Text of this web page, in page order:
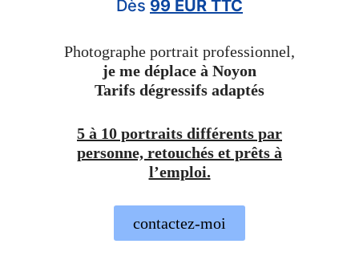
Dès 99 EUR TTC
Photographe portrait professionnel,
je me déplace à Noyon
Tarifs dégressifs adaptés
5 à 10 portraits différents par
personne, retouchés et prêts à
l’emploi.
contactez-moi